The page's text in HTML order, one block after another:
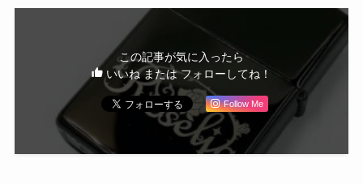
この記事が気に入ったら
いいね または フォローしてね！
Follow Me